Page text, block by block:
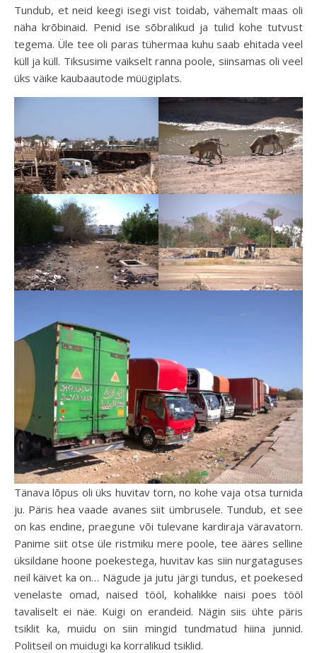
Tundub, et neid keegi isegi vist toidab, vähemalt maas oli
näha krõbinaid. Penid ise sõbralikud ja tulid kohe tutvust
tegema. Üle tee oli paras tühermaa kuhu saab ehitada veel
küll ja küll. Tiksusime vaikselt ranna poole, siinsamas oli veel
üks väike kaubaautode müügiplats.
Tänava lõpus oli üks huvitav torn, no kohe vaja otsa turnida
ju. Päris hea vaade avanes siit ümbrusele. Tundub, et see
on kas endine, praegune või tulevane kardiraja väravatorn.
Panime siit otse üle ristmiku mere poole, tee ääres selline
üksildane hoone poekestega, huvitav kas siin nurgataguses
neil käivet ka on… Nägude ja jutu järgi tundus, et poekesed
venelaste omad, naised tööl, kohalikke naisi poes tööl
tavaliselt ei näe. Kuigi on erandeid. Nägin siis ühte päris
tsiklit ka, muidu on siin mingid tundmatud hiina junnid.
Politseil on muidugi ka korralikud tsiklid.